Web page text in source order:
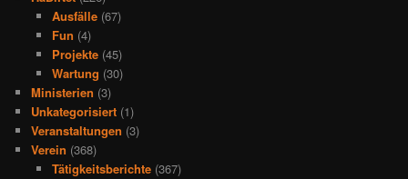
Ausfälle(67)
Fun (4)
Projekte(45)
Wartung (30)
Ministerien (3)
Unkategorisiert (1)
Veranstaltungen (3)
Verein (368)
Tätigkeitsberichte(367)